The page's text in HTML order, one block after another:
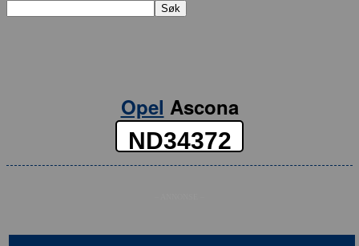
Opel Ascona
ND34372